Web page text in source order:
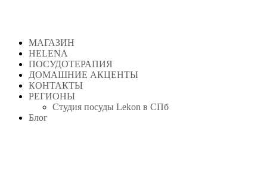
МАГАЗИН
HELENA
ПОСУДОТЕРАПИЯ
ДОМАШНИЕ АКЦЕНТЫ
КОНТАКТЫ
РЕГИОНЫ
Студия посуды Lekon в СПб
Блог